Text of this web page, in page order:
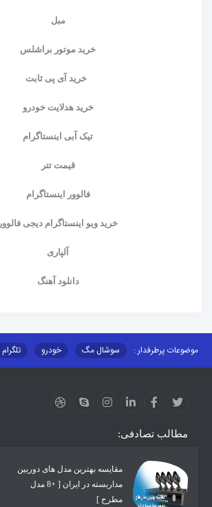
مبل
خرید موتور براشلس
خرید آی پی ثابت
خرید هدلایت خودرو
تیک آبی اینستاگرام
قیمت تتر
فالوور اینستاگرام
خرید ویو اینستاگرام دیجی فالوور
آلپاری
دانلود آهنگ
موضوعات پرطرفدار : سوشال مگ خودرو تلگرام
مطالب تصادفی:
مقایسه بهترین مدل های دوربین
مداربسته در ایران [ +8 مدل
مطرح ]